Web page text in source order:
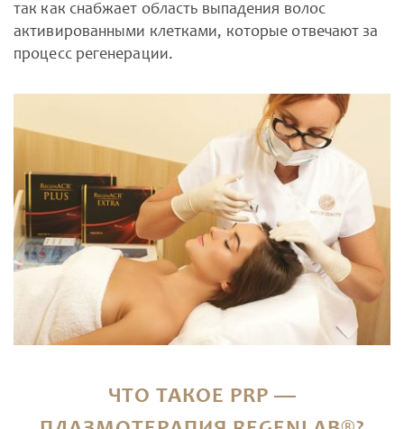
так как снабжает область выпадения волос
активированными клетками, которые отвечают за
процесс регенерации.
ЧТО ТАКОЕ PRP —